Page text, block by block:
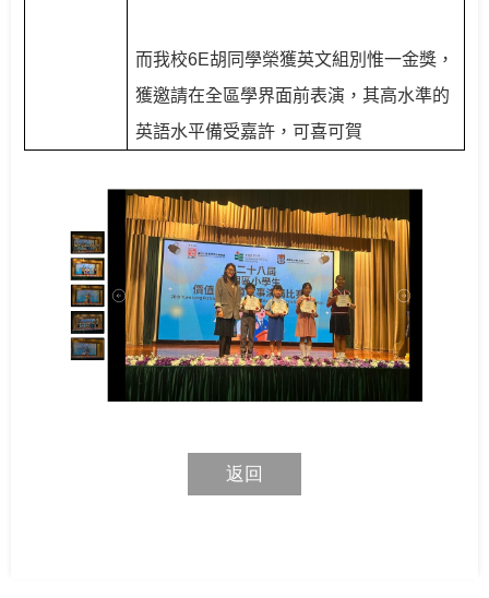
而我校6E胡同學榮獲英文組別惟一金獎，
獲邀請在全區學界面前表演，其高水準的
英語水平備受嘉許，可喜可賀
返回